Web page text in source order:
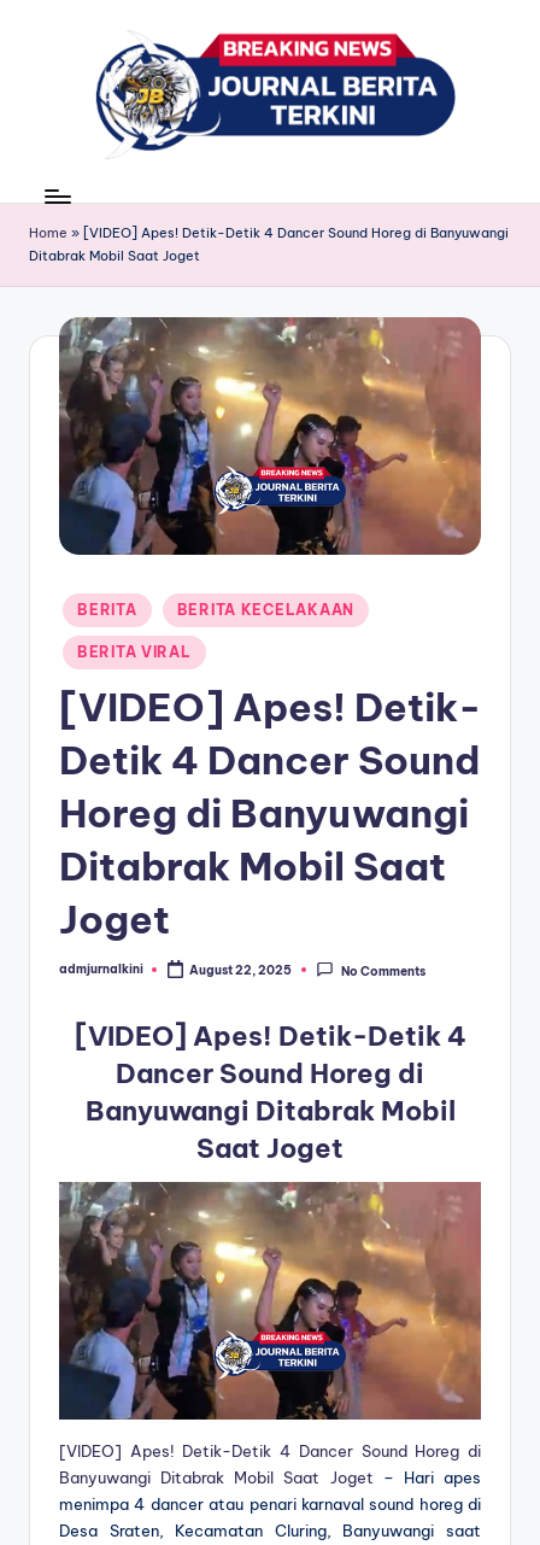
r
n
a
B
news
Home » [VIDEO] Apes! Detik-Detik 4 Dancer Sound Horeg di Banyuwangi
Ditabrak Mobil Saat Joget
Posted
in
BERITA BERITA KECELAKAAN
BERITA VIRAL
[VIDEO] Apes! Detik-
Detik 4 Dancer Sound
Horeg di Banyuwangi
Ditabrak Mobil Saat
Joget
Posted
admjurnalkini August 22, 2025 No Comments
[VIDEO] Apes! Detik-Detik 4
Dancer Sound Horeg di
Banyuwangi Ditabrak Mobil
Saat Joget
[VIDEO] Apes! Detik-Detik 4 Dancer Sound Horeg di
Banyuwangi Ditabrak Mobil Saat Joget – Hari apes
menimpa 4 dancer atau penari karnaval sound horeg di
Desa Sraten, Kecamatan Cluring, Banyuwangi saat